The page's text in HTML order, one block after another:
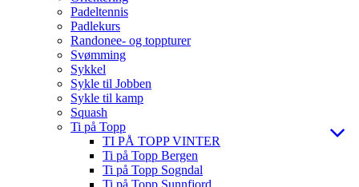
Padeltennis
Padlekurs
Randonee- og toppturer
Svømming
Sykkel
Sykle til Jobben
Sykle til kamp
Squash
Ti på Topp
TI PÅ TOPP VINTER
Ti på Topp Bergen
Ti på Topp Sogndal
Ti på Topp Sunnfjord